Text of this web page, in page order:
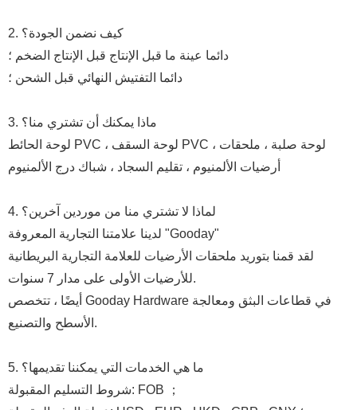
2. كيف نضمن الجودة؟
دائما عينة ما قبل الإنتاج قبل الإنتاج الضخم ؛
دائما التفتيش النهائي قبل الشحن ؛
3. ماذا يمكنك أن تشتري منا؟
لوحة الحائط PVC ، لوحة السقف PVC ، لوحة صلبة ، ملحقات
أرضيات الألمنيوم ، تقليم السجاد ، شباك درج الألمنيوم
4. لماذا لا تشتري منا من موردين آخرين؟
لدينا علامتنا التجارية المعروفة "Gooday"
لقد قمنا بتوريد ملحقات الأرضيات للعلامة التجارية البريطانية
للأرضيات الأولى على مدار 7 سنوات.
أيضًا ، تتخصص Gooday Hardware في قطاعات البثق ومعالجة
الأسطح والتصنيع.
5. ما هي الخدمات التي يمكننا تقديمها؟
شروط التسليم المقبولة: FOB ；